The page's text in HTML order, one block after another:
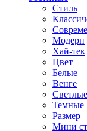
Стиль
Модерн
Хай-тек
Цвет
Белые
Венге
Светлые
Темные
Размер
Мини